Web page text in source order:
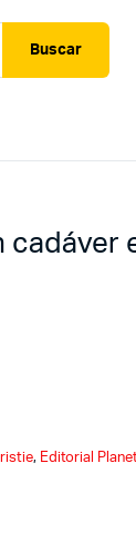
Buscar
cadáver
, Editorial